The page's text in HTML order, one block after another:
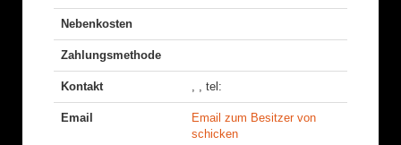
Nebenkosten
Zahlungsmethode
Kontakt , , tel:
Email
Email zum Besitzer von
schicken